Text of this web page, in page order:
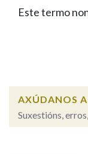
Facebook
TwitterYoutube
BUSCAR NOS
Remata por
Este termo
AXÚDANOS
Suxestións,